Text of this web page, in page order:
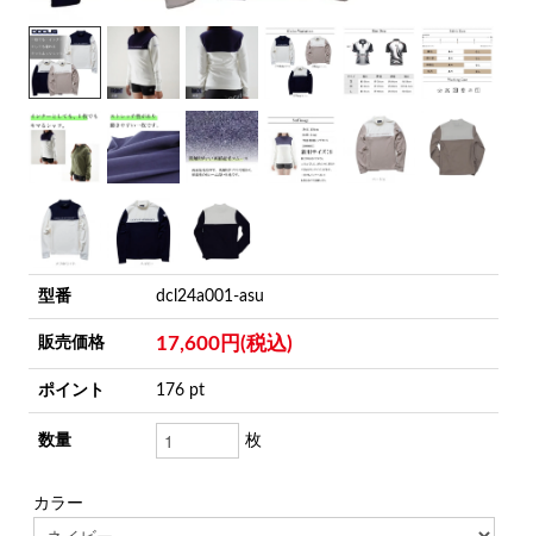
型番 dcl24a001-asu
販売価格 17,600円(税込)
ポイント 176 pt
数量 枚
カラー